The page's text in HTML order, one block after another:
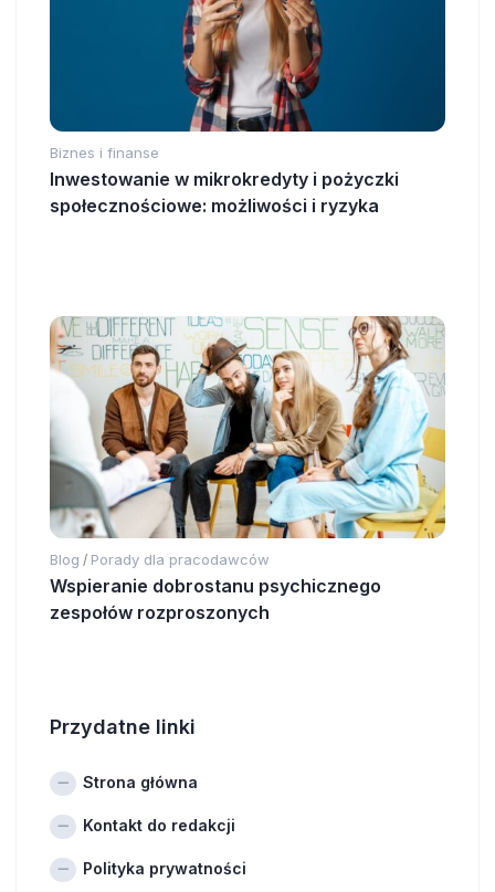
Biznes i finanse
Inwestowanie w mikrokredyty i pożyczki
społecznościowe: możliwości i ryzyka
Blog / Porady dla pracodawców
Wspieranie dobrostanu psychicznego
zespołów rozproszonych
Przydatne linki
Strona główna
Kontakt do redakcji
Polityka prywatności